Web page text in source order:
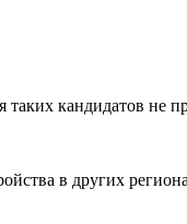
кандидатов не
в других